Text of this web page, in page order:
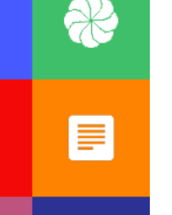
549,05 € 549,05 €